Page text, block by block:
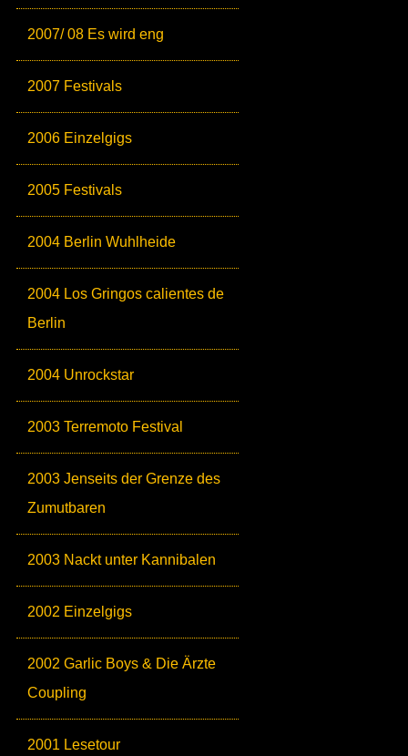
2007/ 08 Es wird eng
2007 Festivals
2006 Einzelgigs
2005 Festivals
2004 Berlin Wuhlheide
2004 Los Gringos calientes de
Berlin
2004 Unrockstar
2003 Terremoto Festival
2003 Jenseits der Grenze des
Zumutbaren
2003 Nackt unter Kannibalen
2002 Einzelgigs
2002 Garlic Boys & Die Ärzte
Coupling
2001 Lesetour